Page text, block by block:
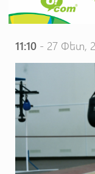
11:10- 27 Փետ,